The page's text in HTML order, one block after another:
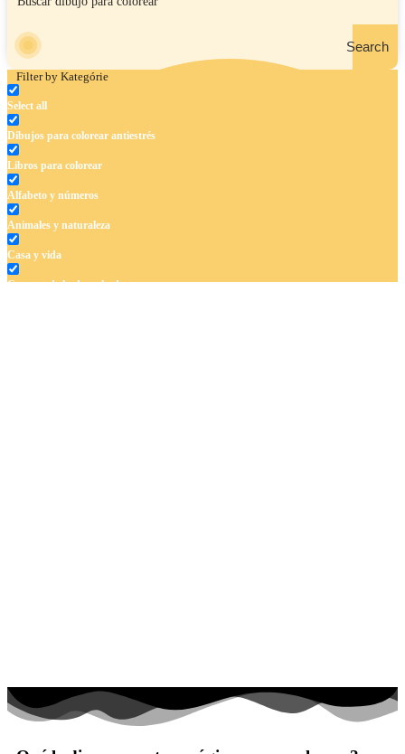
Search
Filter by Kategórie
Select all
Dibujos para colorear antiestrés
Libros para colorear
Alfabeto y números
Animales y naturaleza
Casa y vida
Cuentos de hadas y hadas
Transporte